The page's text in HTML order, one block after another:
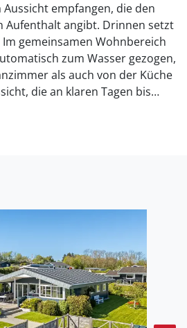
empfangen, die den
angibt. Drinnen setzt
gemeinsamen Wohnbereich
zum Wasser gezogen,
als auch von der Küche
die an klaren Tagen bis
die dich durch den
Mahlzeiten zu versammeln.
ist zum Wasser ausgerichtet
an den Wohnbereich an,
Die Terrasse ist überdacht und
Teil des Tages und bei
werden. Das Haus liegt
Grundstück, was es ideal
und der
Platz für Spiel und